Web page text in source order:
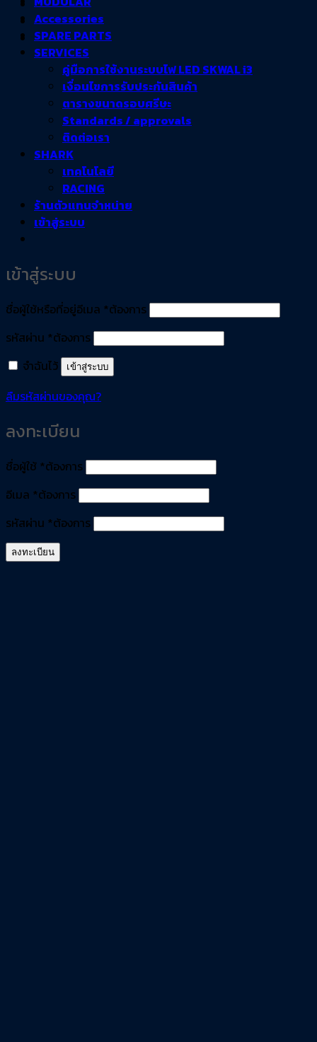
Accessories
SPARE PARTS
SERVICES
คู่มือการใช้งานระบบไฟ LED SKWAL i3
เงื่อนไขการรับประกันสินค้า
ตารางขนาดรอบศรีษะ
Standards / approvals
ติดต่อเรา
SHARK
เทคโนโลยี
RACING
ร้านตัวแทนจำหน่าย
เข้าสู่ระบบ
เข้าสู่ระบบ
ชื่อผู้ใช้หรือที่อยู่อีเมล *ต้องการ
รหัสผ่าน *ต้องการ
จำฉันไว้
เข้าสู่ระบบ
ลืมรหัสผ่านของคุณ?
ลงทะเบียน
ชื่อผู้ใช้ *ต้องการ
อีเมล *ต้องการ
รหัสผ่าน *ต้องการ
ลงทะเบียน